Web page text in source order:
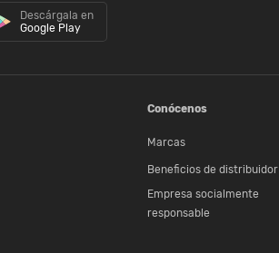
Descárgala en
Google Play
Conócenos
Marcas
Beneficios de distribuidor
Empresa socialmente
responsable